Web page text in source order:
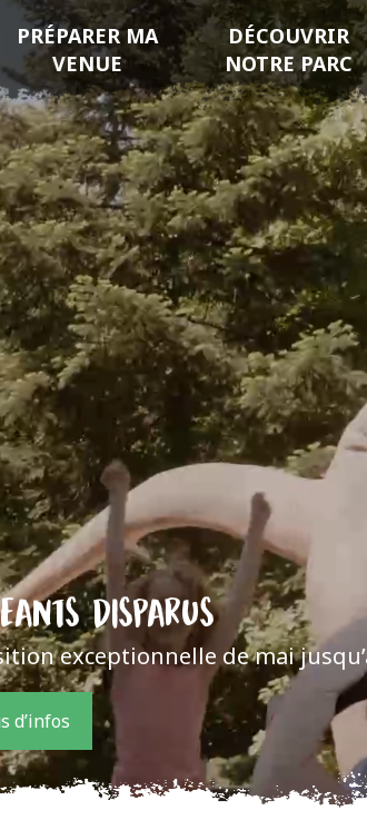
PRÉPARER MA
VENUE
DÉCOUVRIR
NOTRE PARC
DISPARUS
exceptionnelle de mai
d’infos